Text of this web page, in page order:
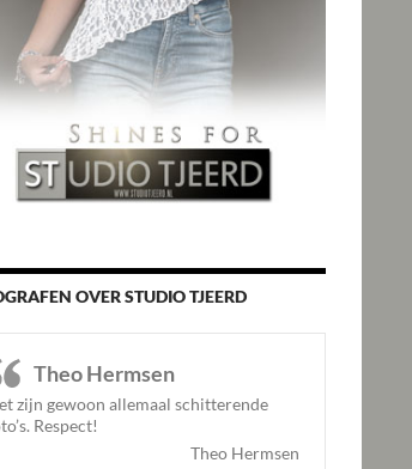
OVER STUDIO TJEERD
Theo Hermsen
zijn gewoon allemaal schitterende
Respect!
Theo Hermsen